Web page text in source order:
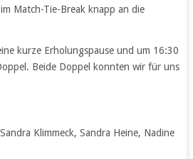
Match-Tie-Break knapp an die
kurze Erholungspause und um 16:30
Beide Doppel konnten wir für uns
Klimmeck, Sandra Heine, Nadine